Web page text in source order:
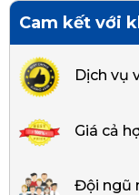
Cam kết với
Dịch vụ
Giá cả
Đội ngũ